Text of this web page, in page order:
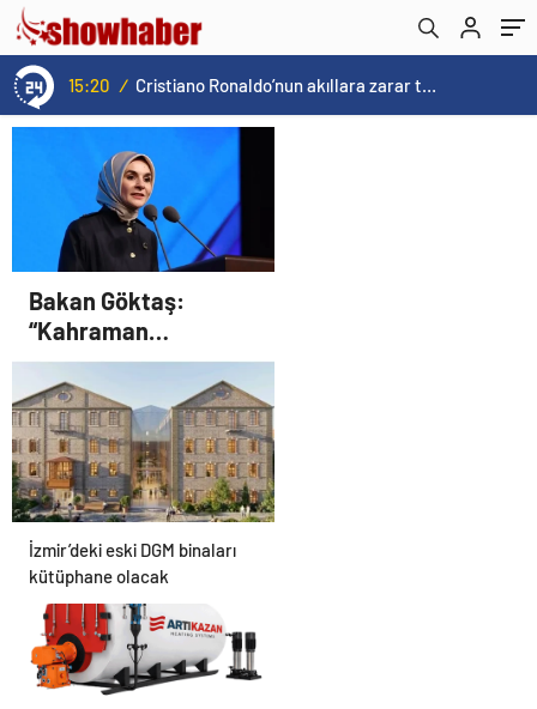
15:20 / Cristiano Ronaldo’nun akıllara zarar tüm kariyerinin istatistiğini çıkardık !
Bakan Göktaş:
“Kahraman
gazilerimizin
haklarını güçlendiren
yeni bir dönemin
kapılarını aralıyoruz”
İzmir’deki eski DGM binaları
kütüphane olacak